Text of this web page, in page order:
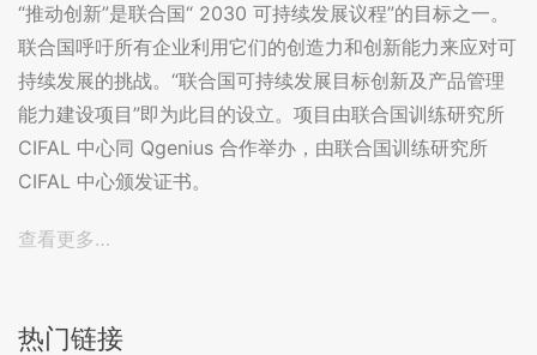
“推动创新”是联合国“ 2030 可持续发展议程”的目标之一。
联合国呼吁所有企业利用它们的创造力和创新能力来应对可
持续发展的挑战。“联合国可持续发展目标创新及产品管理
能力建设项目”即为此目的设立。项目由联合国训练研究所
CIFAL 中心同 Qgenius 合作举办，由联合国训练研究所
CIFAL 中心颁发证书。
查看更多…
热门链接